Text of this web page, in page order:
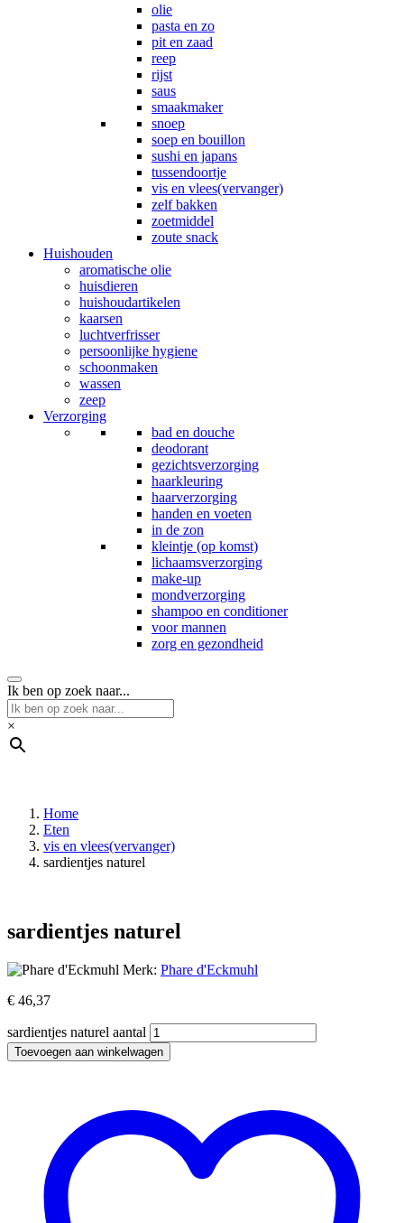
olie
pasta en zo
pit en zaad
reep
rijst
saus
smaakmaker
snoep
soep en bouillon
sushi en japans
tussendoortje
vis en vlees(vervanger)
zelf bakken
zoetmiddel
zoute snack
Huishouden
aromatische olie
huisdieren
huishoudartikelen
kaarsen
luchtverfrisser
persoonlijke hygiene
schoonmaken
wassen
zeep
Verzorging
bad en douche
deodorant
gezichtsverzorging
haarkleuring
haarverzorging
handen en voeten
in de zon
kleintje (op komst)
lichaamsverzorging
make-up
mondverzorging
shampoo en conditioner
voor mannen
zorg en gezondheid
Ik ben op zoek naar...
×
Home
Eten
vis en vlees(vervanger)
sardientjes naturel
sardientjes naturel
Merk: Phare d'Eckmuhl
€ 46,37
sardientjes naturel aantal
Toevoegen aan winkelwagen